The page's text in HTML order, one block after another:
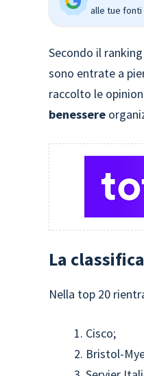
alle tue
Secondo il ranking
sono entrate a
raccolto le
benessere
La
Nella top 20
Cisco;
Bristol-